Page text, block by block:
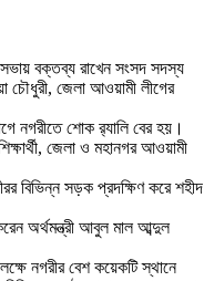
বক্তব্য রাখেন সংসদ সদস্য
চৌধুরী, জেলা আওয়ামী লীগের
নগরীতে শোক র‌্যালি বের হয়।
জেলা ও মহানগর আওয়ামী
বিভিন্ন সড়ক প্রদক্ষিণ করে শহীদ
অর্থমন্ত্রী আবুল মাল আব্দুল
নগরীর বেশ কয়েকটি স্থানে